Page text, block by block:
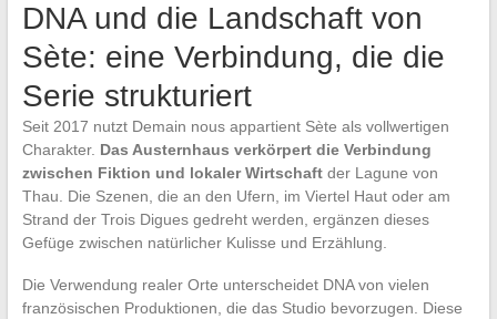
DNA und die Landschaft von
Sète: eine Verbindung, die die
Serie strukturiert
Seit 2017 nutzt Demain nous appartient Sète als vollwertigen
Charakter. Das Austernhaus verkörpert die Verbindung
zwischen Fiktion und lokaler Wirtschaftder Lagune von
Thau. Die Szenen, die an den Ufern, im Viertel Haut oder am
Strand der Trois Digues gedreht werden, ergänzen dieses
Gefüge zwischen natürlicher Kulisse und Erzählung.
Die Verwendung realer Orte unterscheidet DNA von vielen
französischen Produktionen, die das Studio bevorzugen. Diese